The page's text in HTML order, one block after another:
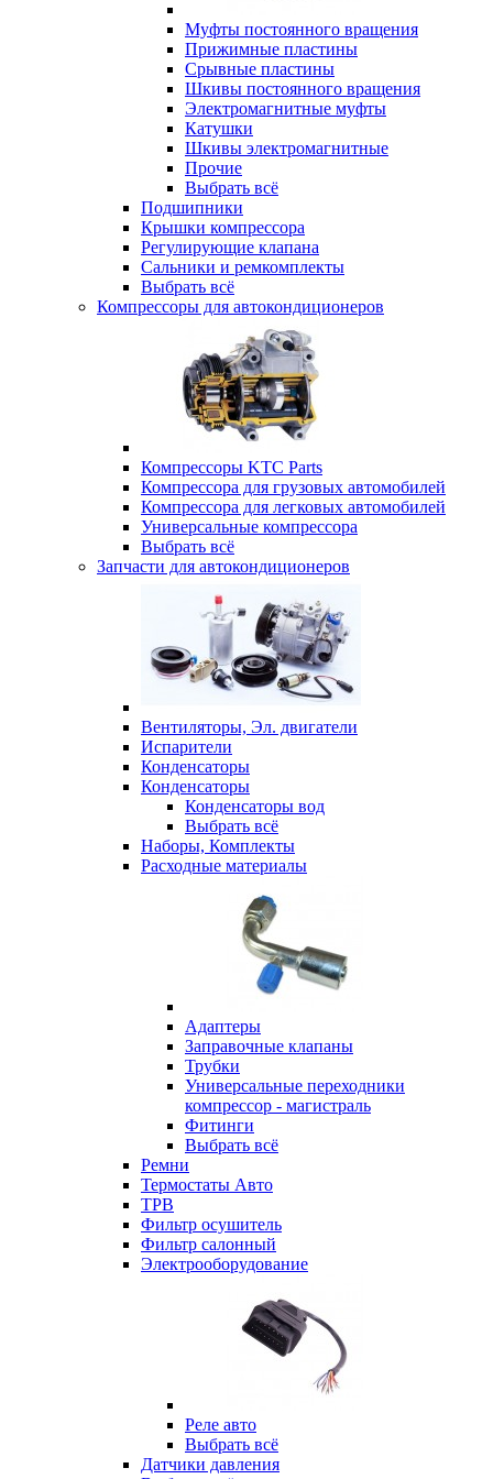
Муфты постоянного вращения
Прижимные пластины
Срывные пластины
Шкивы постоянного вращения
Электромагнитные муфты
Катушки
Шкивы электромагнитные
Прочие
Выбрать всё
Подшипники
Крышки компрессора
Регулирующие клапана
Сальники и ремкомплекты
Выбрать всё
Компрессоры для автокондиционеров
Компрессоры KTC Parts
Компрессора для грузовых автомобилей
Компрессора для легковых автомобилей
Универсальные компрессора
Выбрать всё
Запчасти для автокондиционеров
Вентиляторы, Эл. двигатели
Испарители
Конденсаторы
Конденсаторы
Конденсаторы вод
Выбрать всё
Наборы, Комплекты
Расходные материалы
Адаптеры
Заправочные клапаны
Трубки
Универсальные переходники
компрессор - магистраль
Фитинги
Выбрать всё
Ремни
Термостаты Авто
ТРВ
Фильтр осушитель
Фильтр салонный
Электрооборудование
Реле авто
Выбрать всё
Датчики давления